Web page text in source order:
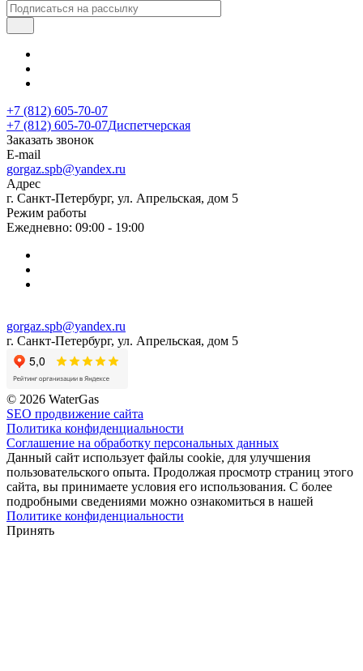
+7 (812) 605-70-07
+7 (812) 605-70-07Диспетчерская
Заказать звонок
E-mail
gorgaz.spb@yandex.ru
Адрес
г. Санкт-Петербург, ул. Апрельская, дом 5
Режим работы
Ежедневно: 09:00 - 19:00
gorgaz.spb@yandex.ru
г. Санкт-Петербург, ул. Апрельская, дом 5
© 2026 WaterGas
SEO продвижение сайта
Политика конфиденциальности
Соглашение на обработку персональных данных
Данный сайт использует файлы cookie, для улучшения
пользовательского опыта. Продолжая просмотр страниц этого
сайта, вы принимаете условия его использования. С более
подробными сведениями можно ознакомиться в нашей
Политике конфиденциальности
Принять